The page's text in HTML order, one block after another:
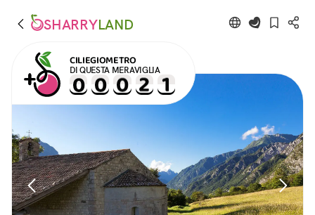
SHARRYLAND
CILIEGIOMETRO
DI QUESTA MERAVIGLIA